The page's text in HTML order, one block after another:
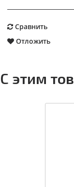
Сравнить
Отложить
С этим